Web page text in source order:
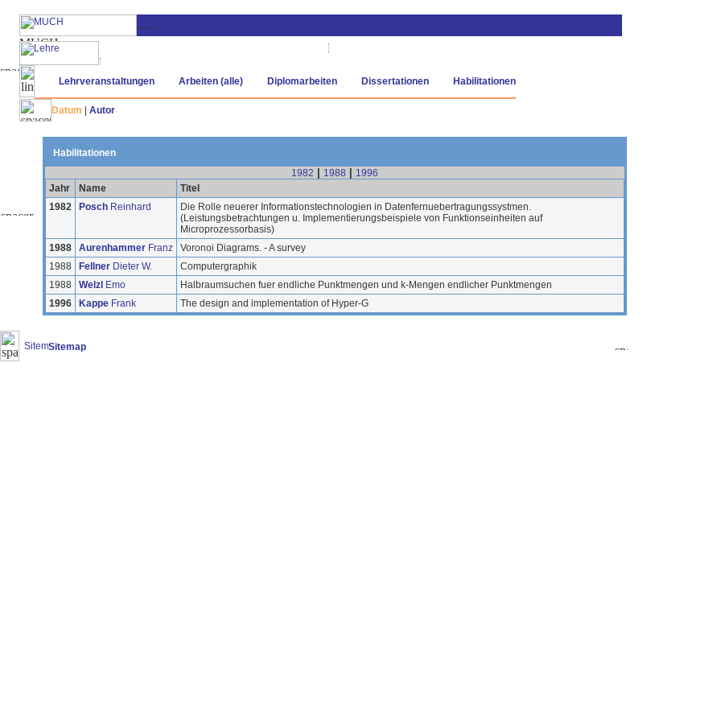
Lehrveranstaltungen Arbeiten (alle) Diplomarbeiten Dissertationen Habilitationen
Datum Autor
Habilitationen
1982
1988
1996
Jahr
Name
Titel
1982
Posch Reinhard
Die Rolle neuerer Informationstechnologien in Datenfernuebertragungssystmen.
(Leistungsbetrachtungen u. Implementierungsbeispiele von Funktionseinheiten auf
Microprozessorbasis)
1988
Aurenhammer Franz
Voronoi Diagrams. - A survey
1988
Fellner Dieter W.
Computergraphik
1988
Welzl Emo
Halbraumsuchen fuer endliche Punktmengen und k-Mengen endlicher Punktmengen
1996
Kappe Frank The design and implementation of Hyper-G
Sitemap